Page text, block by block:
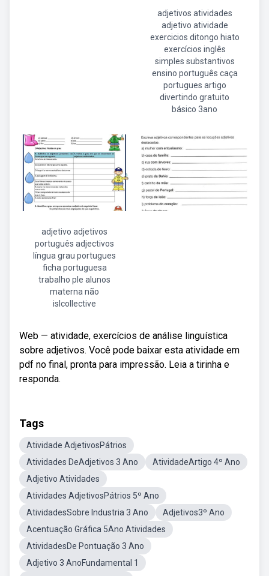
adjetivos atividades
adjetivo atividade
exercicios ditongo hiato
exercícios inglês
simples substantivos
ensino português caça
portugues artigo
divertindo gratuito
básico 3ano
adjetivo adjetivos
português adjectivos
língua grau portugues
ficha portuguesa
trabalho ple alunos
materna não
islcollective
Web — atividade, exercícios de análise linguística
sobre adjetivos. Você pode baixar esta atividade em
pdf no final, pronta para impressão. Leia a tirinha e
responda.
Tags
Atividade AdjetivosPátrios
Atividades DeAdjetivos 3 Ano
AtividadeArtigo 4º Ano
Adjetivo Atividades
Atividades AdjetivosPátrios 5º Ano
AtividadesSobre Industria 3 Ano
Adjetivos3º Ano
Acentuação Gráfica 5Ano Atividades
AtividadesDe Pontuação 3 Ano
Adjetivo 3 AnoFundamental 1